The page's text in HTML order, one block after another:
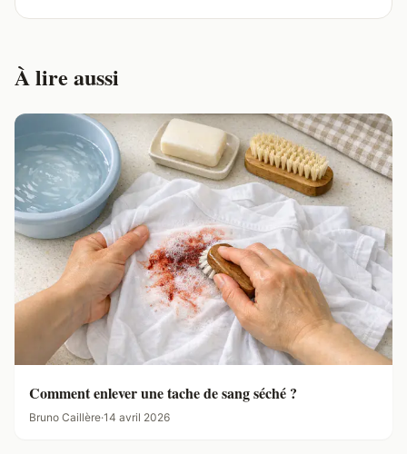
À lire aussi
Comment enlever une tache de sang séché ?
Bruno Caillère·14 avril 2026